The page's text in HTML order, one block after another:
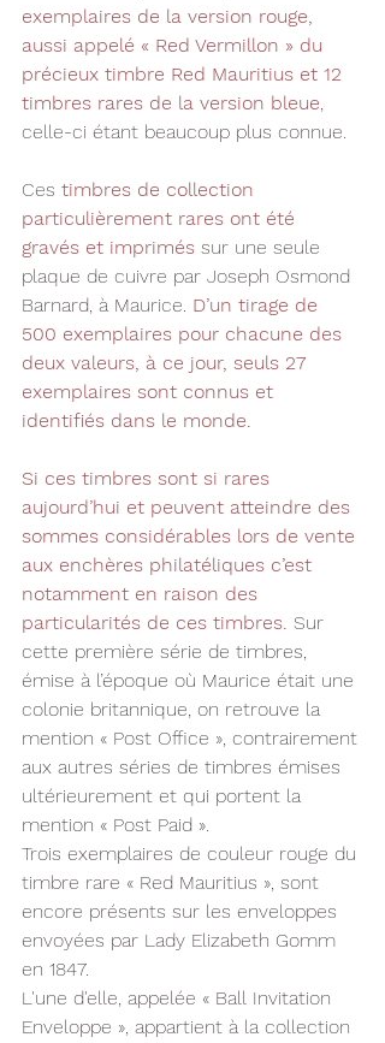
exemplaires de la version rouge,
aussi appelé « Red Vermillon » du
précieux timbre Red Mauritius et 12
timbres rares de la version bleue,
celle-ci étant beaucoup plus connue.
Ces timbres de collection
particulièrement rares ont été
gravés et imprimés sur une seule
plaque de cuivre par Joseph Osmond
Barnard, à Maurice. D’un tirage de
500 exemplaires pour chacune des
deux valeurs, à ce jour, seuls 27
exemplaires sont connus et
identifiés dans le monde.
Si ces timbres sont si rares
aujourd’hui et peuvent atteindre des
sommes considérables lors de vente
aux enchères philatéliques c’est
notamment en raison des
particularités de ces timbres. Sur
cette première série de timbres,
émise à l’époque où Maurice était une
colonie britannique, on retrouve la
mention « Post Office », contrairement
aux autres séries de timbres émises
ultérieurement et qui portent la
mention « Post Paid ».
Trois exemplaires de couleur rouge du
timbre rare « Red Mauritius », sont
encore présents sur les enveloppes
envoyées par Lady Elizabeth Gomm
en 1847.
L'une d'elle, appelée « Ball Invitation
Enveloppe », appartient à la collection